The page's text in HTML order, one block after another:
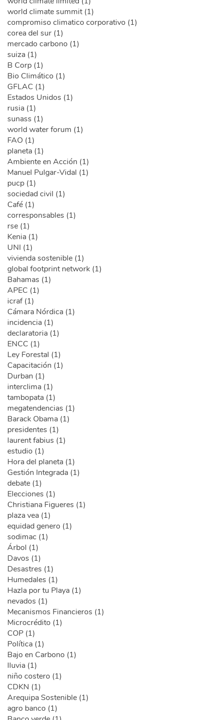
world climate summit (1)
compromiso climatico corporativo (1)
corea del sur (1)
mercado carbono (1)
suiza (1)
B Corp (1)
Bio Climático (1)
GFLAC (1)
Estados Unidos (1)
rusia (1)
sunass (1)
world water forum (1)
FAO (1)
planeta (1)
Ambiente en Acción (1)
Manuel Pulgar-Vidal (1)
pucp (1)
sociedad civil (1)
Café (1)
corresponsables (1)
rse (1)
Kenia (1)
UNI (1)
vivienda sostenible (1)
global footprint network (1)
Bahamas (1)
APEC (1)
icraf (1)
Cámara Nórdica (1)
incidencia (1)
declaratoria (1)
ENCC (1)
Ley Forestal (1)
Capacitación (1)
Durban (1)
interclima (1)
tambopata (1)
megatendencias (1)
Barack Obama (1)
presidentes (1)
laurent fabius (1)
estudio (1)
Hora del planeta (1)
Gestión Integrada (1)
debate (1)
Elecciones (1)
Christiana Figueres (1)
plaza vea (1)
equidad genero (1)
sodimac (1)
Árbol (1)
Davos (1)
Desastres (1)
Humedales (1)
Hazla por tu Playa (1)
nevados (1)
Mecanismos Financieros (1)
Microcrédito (1)
COP (1)
Política (1)
Bajo en Carbono (1)
lluvia (1)
niño costero (1)
CDKN (1)
Arequipa Sostenible (1)
agro banco (1)